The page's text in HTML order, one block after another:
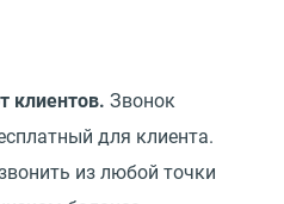
клиентов. Звонок
для клиента.
из любой точки